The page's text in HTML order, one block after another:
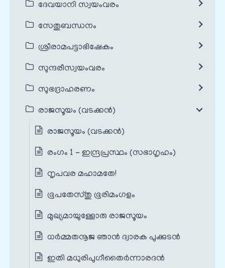
ദേവയാനി സ്വയംവരം
സേതുബന്ധനം
ശ്രീരാമപട്ടാഭിഷേകം
സുന്ദരീസ്വയംവരം
സുഭദ്രാഹരണം
രാജസൂയം (വടക്കൻ)
രാജസൂയം (വടക്കൻ)
രംഗം 1 - ഇന്ദ്രപ്രസ്ഥം (സഭാഗൃഹം)
നൃപവര മഹാമതേ!
ഭൂപതേസ്തു ഭൂരിമംഗളം
മുഖ്യമായുള്ളോരു രാജസൂയം
ധർമ്മതനൂജ ഞാൻ ദ്വാരക പുക്കുടൻ
ഇതി മധുരിപുഗീതൈർന്നാരദൻ